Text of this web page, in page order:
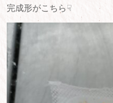
完成形がこちら☟